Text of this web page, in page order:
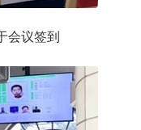
会议签到